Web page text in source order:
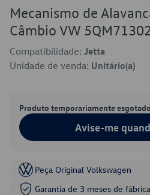
Mecanismo de
Câmbio VW
Compatibilidade: Jetta
Unidade de venda: Unitário(a)
Produto temporariamente
Avise-me
Peça Original Volkswagen
Garantia de 3 meses de fábrica